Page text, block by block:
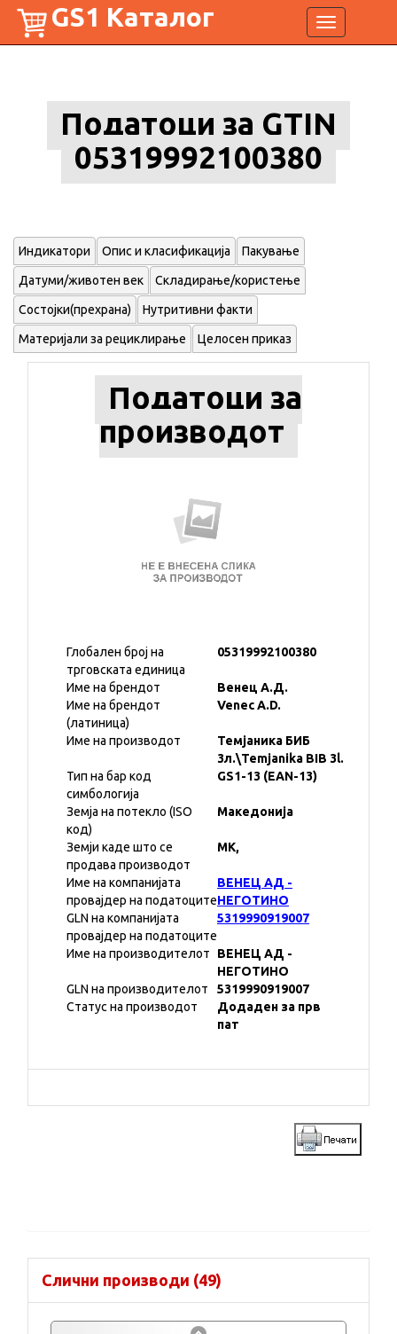
Toggle
navigation
GS1 Каталог
Податоци за GTIN
05319992100380
Индикатори Опис и класификација Пакување
Датуми/животен век Складирање/користење
Состојки(прехрана) Нутритивни факти
Материјали за рециклирање Целосен приказ
Податоци за
производот
Глобален број на
трговската единица
05319992100380
Име на брендот
Венец А.Д.
Име на брендот
(латиница)
Venec A.D.
Име на производот
Темјаника БИБ
3л.\Temjanika BIB 3l.
Тип на бар код
симбологија
GS1-13 (EAN-13)
Земја на потекло (ISO
код)
Македонија
Земји каде што се
продава производот
MK,
Име на компанијата
провајдер на податоците
ВЕНЕЦ АД -
НЕГОТИНО
GLN на компанијата
провајдер на податоците
5319990919007
Име на производителот
ВЕНЕЦ АД -
НЕГОТИНО
GLN на производителот
5319990919007
Статус на производот
Додаден за прв
пат
Слични производи (49)